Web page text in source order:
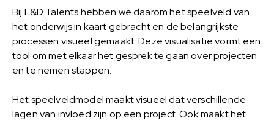
Bij L&D Talents hebben we daarom het speelveld van
het onderwijs in kaart gebracht en de belangrijkste
processen visueel gemaakt. Deze visualisatie vormt een
tool om met elkaar het gesprek te gaan over projecten
en te nemen stappen.
Het speelveldmodel maakt visueel dat verschillende
lagen van invloed zijn op een project. Ook maakt het